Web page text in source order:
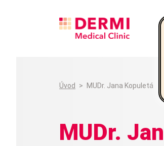
Úvod > MUDr. Jana Kopuletá
MUDr.